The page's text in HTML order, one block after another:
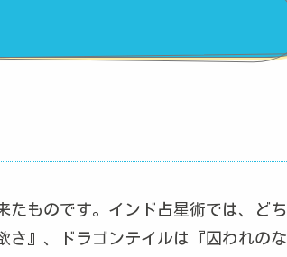
たものです。インド占星術では、どち
さ』、ドラゴンテイルは『囚われのな